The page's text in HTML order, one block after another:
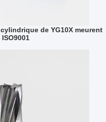
de YG10X meurent